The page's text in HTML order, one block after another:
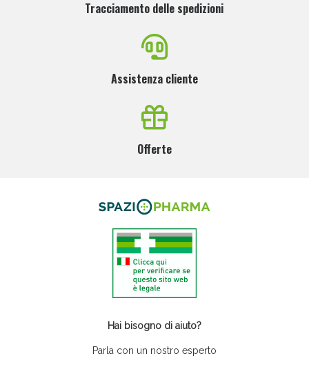
Tracciamento delle spedizioni
Assistenza cliente
Offerte
Hai bisogno di aiuto?
Parla con un nostro esperto